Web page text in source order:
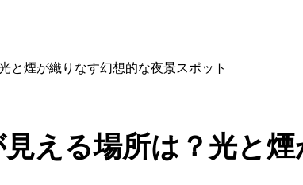
と煙が織りなす幻想的な夜景スポット
える場所は？光と